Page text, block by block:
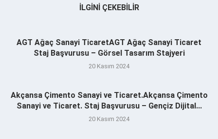
İLGINI ÇEKEBILIR
AGT Ağaç Sanayi TicaretAGT Ağaç Sanayi Ticaret
Staj Başvurusu – Görsel Tasarım Stajyeri
20 Kasım 2024
Akçansa Çimento Sanayi ve Ticaret.Akçansa Çimento
Sanayi ve Ticaret. Staj Başvurusu – Gençiz Dijital...
20 Kasım 2024